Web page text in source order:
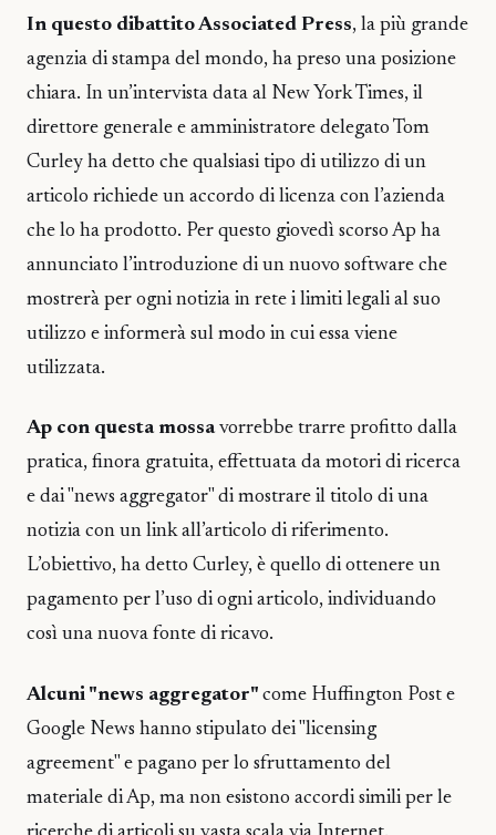
In questo dibattito Associated Press, la più grande
agenzia di stampa del mondo, ha preso una posizione
chiara. In un’intervista data al New York Times, il
direttore generale e amministratore delegato Tom
Curley ha detto che qualsiasi tipo di utilizzo di un
articolo richiede un accordo di licenza con l’azienda
che lo ha prodotto. Per questo giovedì scorso Ap ha
annunciato l’introduzione di un nuovo software che
mostrerà per ogni notizia in rete i limiti legali al suo
utilizzo e informerà sul modo in cui essa viene
utilizzata.
Ap con questa mossavorrebbe trarre profitto dalla
pratica, finora gratuita, effettuata da motori di ricerca
e dai "news aggregator" di mostrare il titolo di una
notizia con un link all’articolo di riferimento.
L’obiettivo, ha detto Curley, è quello di ottenere un
pagamento per l’uso di ogni articolo, individuando
così una nuova fonte di ricavo.
Alcuni "news aggregator" come Huffington Post e
Google News hanno stipulato dei "licensing
agreement" e pagano per lo sfruttamento del
materiale di Ap, ma non esistono accordi simili per le